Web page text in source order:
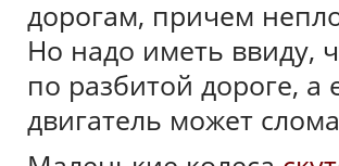
дорогам, причем
Но надо иметь ввиду,
по разбитой дороге,
двигатель может